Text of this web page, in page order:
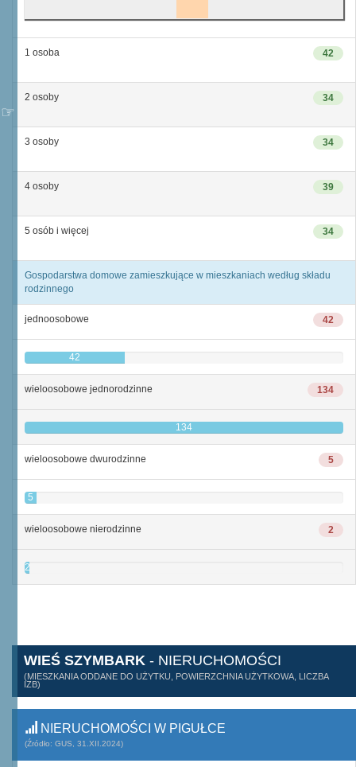
42
1 osoba
34
2 osoby
34
3 osoby
39
4 osoby
34
5 osób i więcej
Gospodarstwa domowe zamieszkujące w mieszkaniach według składu
rodzinnego
42
jednoosobowe
42
134
wieloosobowe jednorodzinne
134
5
wieloosobowe dwurodzinne
5
2
wieloosobowe nierodzinne
2
WIEŚ SZYMBARK - NIERUCHOMOŚCI
(MIESZKANIA ODDANE DO UŻYTKU, POWIERZCHNIA UŻYTKOWA, LICZBA
IZB)
NIERUCHOMOŚCI W PIGUŁCE
(Źródło: GUS, 31.XII.2024)